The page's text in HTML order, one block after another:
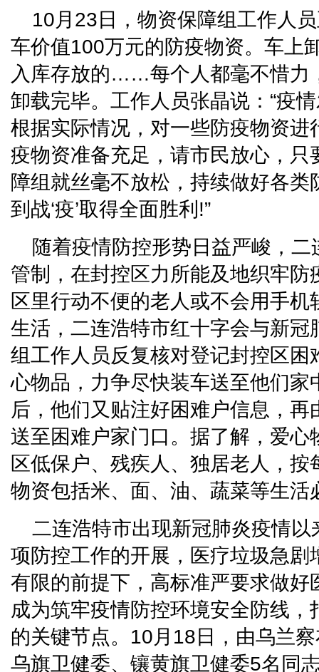
10月23日，物资保障组工作人
车价值100万元的防疫物资。车上
入库存放的……每个人都毫不惜力
卸载完毕。工作人员张晶说：“疫
根据实际情况，对一些防疫物资进
疫物资准备充足，请市民放心，只
障组就丝毫不放松，持续做好各
到战‘疫’取得全面胜利!”
随着疫情防控形势日益严峻，
管制，在封控区力所能及地织牢防
区里行动不便的老人或不会用手
生活，二连浩特市红十字会与新冠
组工作人员反复核对登记封控区困
心物品，力争尽快装车送至他们家
后，他们又贴注好困难户信息，
送至困难户家门口。据了解，爱心
区低保户、残疾人、独居老人，
物资包括米、面、油、蔬菜等生活
二连浩特市出现新冠肺炎疫情
项防控工作的开展，医疗垃圾急剧
有限的前提下，高标准严要求做好
成为筑牢疫情防控环境安全防线，
的关键节点。10月18日，由乌兰
乌旗卫健委、镶黄旗卫健委5名同